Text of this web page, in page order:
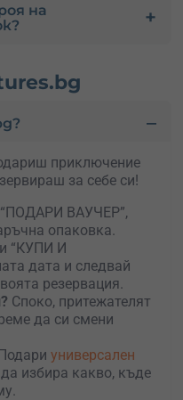
на
приключение
за себе си!
ВАУЧЕР”,
опаковка.
“КУПИ И
дата и следвай
резервация.
Споко, притежателят
да си смени
универсален
избира какво, къде